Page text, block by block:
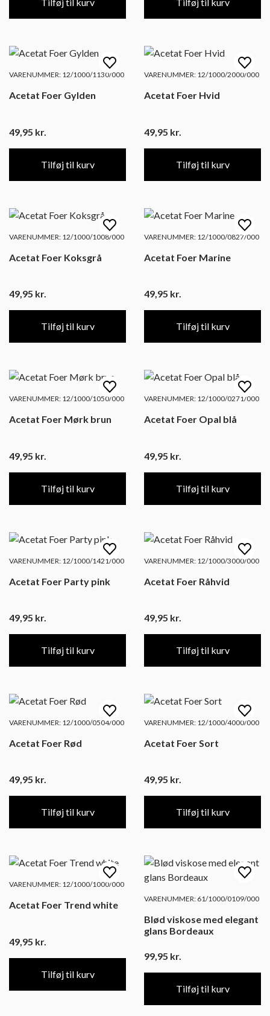
Tilføj til kurv Tilføj til kurv
VARENUMMER: 12/1000/1130/000
Acetat Foer Gylden
49,95 kr.
Tilføj til kurv
VARENUMMER: 12/1000/2000/000
Acetat Foer Hvid
49,95 kr.
Tilføj til kurv
VARENUMMER: 12/1000/1008/000
Acetat Foer Koksgrå
49,95 kr.
Tilføj til kurv
VARENUMMER: 12/1000/0827/000
Acetat Foer Marine
49,95 kr.
Tilføj til kurv
VARENUMMER: 12/1000/1050/000
Acetat Foer Mørk brun
49,95 kr.
Tilføj til kurv
VARENUMMER: 12/1000/0271/000
Acetat Foer Opal blå
49,95 kr.
Tilføj til kurv
VARENUMMER: 12/1000/1421/000
Acetat Foer Party pink
49,95 kr.
Tilføj til kurv
VARENUMMER: 12/1000/3000/000
Acetat Foer Råhvid
49,95 kr.
Tilføj til kurv
VARENUMMER: 12/1000/0504/000
Acetat Foer Rød
49,95 kr.
Tilføj til kurv
VARENUMMER: 12/1000/4000/000
Acetat Foer Sort
49,95 kr.
Tilføj til kurv
VARENUMMER: 12/1000/1000/000
Acetat Foer Trend white
49,95 kr.
Tilføj til kurv
VARENUMMER: 61/1000/0109/000
Blød viskose med elegant
glans Bordeaux
99,95 kr.
Tilføj til kurv